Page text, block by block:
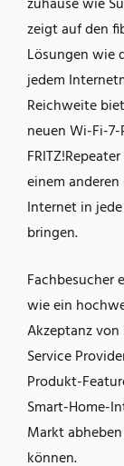
zeigt auf den
Lösungen wie
jedem
Reichweite
neuen Wi-Fi-7-
einem
Internet in
bringen.
Fachbesucher
wie ein
Akzeptanz von
Service
Produkt-
Smart-Home-
Markt
können.